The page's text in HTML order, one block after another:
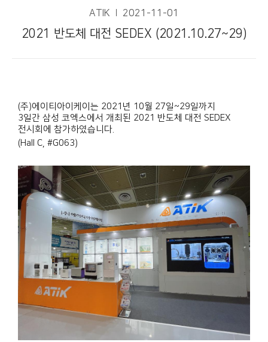
ATIK 2021-11-01
2021 반도체 대전 SEDEX (2021.10.27~29)
(주)에이티아이케이는 2021년 10월 27일~29일까지
3일간 삼성 코엑스에서 개최된 2021 반도체 대전 SEDEX
전시회에 참가하였습니다.
(Hall C, #G063)